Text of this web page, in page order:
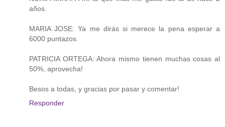
años.
MARIA JOSE: Ya me dirás si merece la pena esperar a
6000 puntazos.
PATRICIA ORTEGA: Ahora mismo tienen muchas cosas al
50%, aprovecha!
Besos a todas, y gracias por pasar y comentar!
Responder